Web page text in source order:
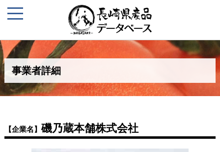
事業者詳細
【企業名】磯乃蔵本舗株式会社